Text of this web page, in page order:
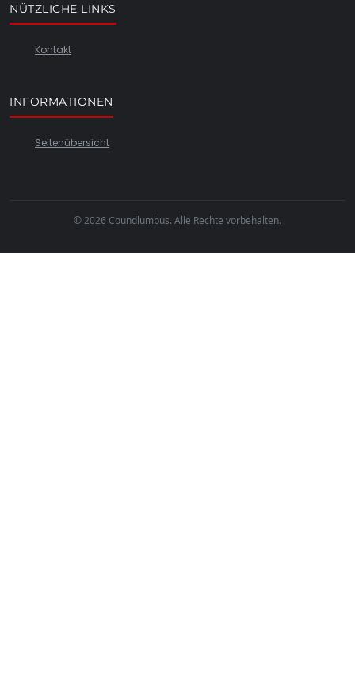
NÜTZLICHE LINKS
Kontakt
INFORMATIONEN
Seitenübersicht
© 2026 Coundlumbus. Alle Rechte vorbehalten.